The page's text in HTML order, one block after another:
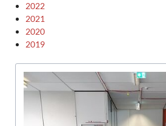
2022
2021
2020
2019